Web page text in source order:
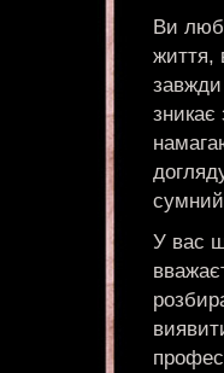
Ви
життя,
завжди
зникає
сумний
У вас